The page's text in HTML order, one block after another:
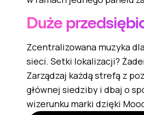
Duże
Zcentralizowana muzyka
sieci. Setki lokalizacji?
Zarządzaj każdą strefą z
głównej siedziby i dbaj o
wizerunku marki dzięki